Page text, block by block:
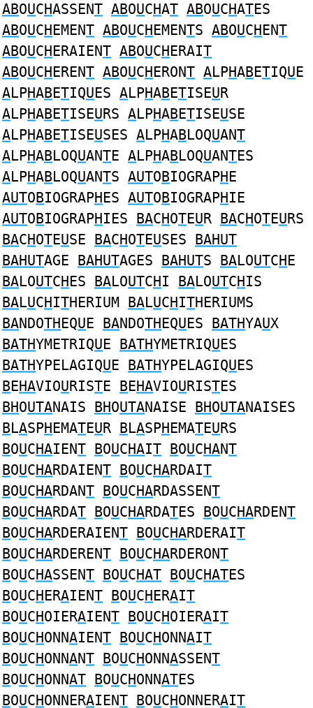
ABOUCHASSENT ABOUCHAT ABOUCHATES
ABOUCHEMENT ABOUCHEMENTS ABOUCHENT
ABOUCHERAIENT ABOUCHERAIT
ABOUCHERENT ABOUCHERONT ALPHABETIQUE
ALPHABETIQUES ALPHABETISEUR
ALPHABETISEURS ALPHABETISEUSE
ALPHABETISEUSES ALPHABLOQUANT
ALPHABLOQUANTE ALPHABLOQUANTES
ALPHABLOQUANTS AUTOBIOGRAPHE
AUTOBIOGRAPHES AUTOBIOGRAPHIE
AUTOBIOGRAPHIES BACHOTEUR BACHOTEURS
BACHOTEUSE BACHOTEUSES BAHUT
BAHUTAGE BAHUTAGES BAHUTS BALOUTCHE
BALOUTCHES BALOUTCHI BALOUTCHIS
BALUCHITHERIUM BALUCHITHERIUMS
BANDOTHEQUE BANDOTHEQUES BATHYAUX
BATHYMETRIQUE BATHYMETRIQUES
BATHYPELAGIQUE BATHYPELAGIQUES
BEHAVIOURISTE BEHAVIOURISTES
BHOUTANAIS BHOUTANAISE BHOUTANAISES
BLASPHEMATEUR BLASPHEMATEURS
BOUCHAIENT BOUCHAIT BOUCHANT
BOUCHARDAIENT BOUCHARDAIT
BOUCHARDANT BOUCHARDASSENT
BOUCHARDAT BOUCHARDATES BOUCHARDENT
BOUCHARDERAIENT BOUCHARDERAIT
BOUCHARDERENT BOUCHARDERONT
BOUCHASSENT BOUCHAT BOUCHATES
BOUCHERAIENT BOUCHERAIT
BOUCHOIERAIENT BOUCHOIERAIT
BOUCHONNAIENT BOUCHONNAIT
BOUCHONNANT BOUCHONNASSENT
BOUCHONNAT BOUCHONNATES
BOUCHONNERAIENT BOUCHONNERAIT